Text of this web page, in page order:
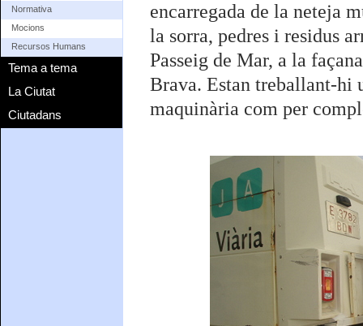
Normativa
Mocions
Recursos Humans
Tema a tema
La Ciutat
Ciutadans
encarregada de la neteja
la sorra, pedres i residus
Passeig de Mar, a la
Brava. Estan treballant-hi
maquinària com per